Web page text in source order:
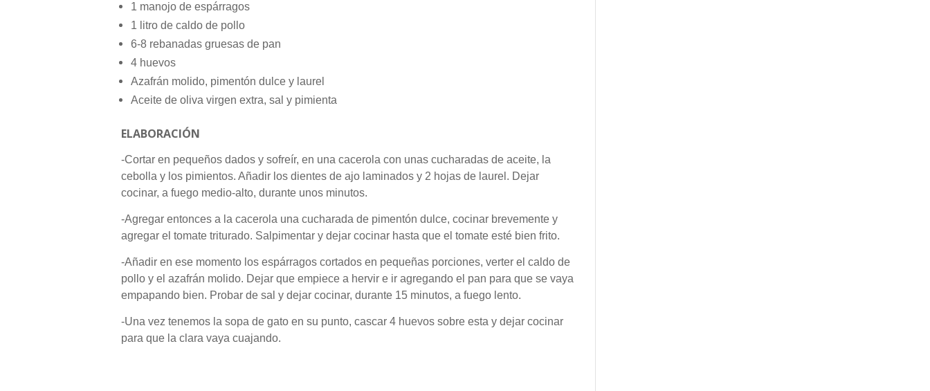
1 manojo de espárragos
1 litro de caldo de pollo
6-8 rebanadas gruesas de pan
4 huevos
Azafrán molido, pimentón dulce y laurel
Aceite de oliva virgen extra, sal y pimienta
ELABORACIÓN
-Cortar en pequeños dados y sofreír, en una cacerola con unas cucharadas de aceite, la
cebolla y los pimientos. Añadir los dientes de ajo laminados y 2 hojas de laurel. Dejar
cocinar, a fuego medio-alto, durante unos minutos.
-Agregar entonces a la cacerola una cucharada de pimentón dulce, cocinar brevemente y
agregar el tomate triturado. Salpimentar y dejar cocinar hasta que el tomate esté bien frito.
-Añadir en ese momento los espárragos cortados en pequeñas porciones, verter el caldo de
pollo y el azafrán molido. Dejar que empiece a hervir e ir agregando el pan para que se vaya
empapando bien. Probar de sal y dejar cocinar, durante 15 minutos, a fuego lento.
-Una vez tenemos la sopa de gato en su punto, cascar 4 huevos sobre esta y dejar cocinar
para que la clara vaya cuajando.